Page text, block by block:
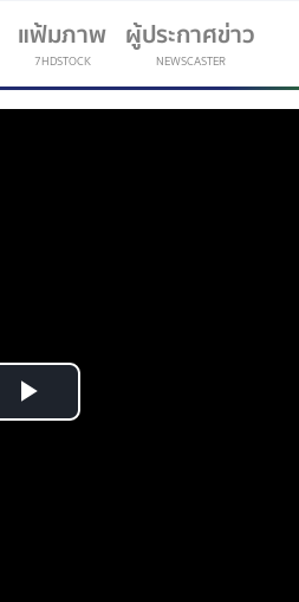
แฟ้มภาพ
7HDSTOCK
ผู้ประกาศข่าว
NEWSCASTER
Play